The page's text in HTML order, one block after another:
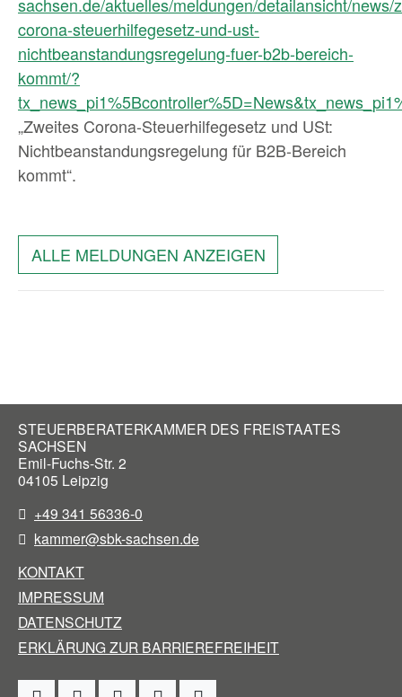
corona-steuerhilfegesetz-und-ust-
nichtbeanstandungsregelung-fuer-b2b-bereich-
kommt/?
„Zweites Corona-Steuerhilfegesetz und USt:
Nichtbeanstandungsregelung für B2B-Bereich
kommt“.
ALLE MELDUNGEN ANZEIGEN
STEUERBERATERKAMMER DES FREISTAATES
SACHSEN
Emil-Fuchs-Str. 2
04105 Leipzig
+49 341 56336-0
kammer@sbk-sachsen.de
KONTAKT
IMPRESSUM
DATENSCHUTZ
ERKLÄRUNG ZUR BARRIEREFREIHEIT